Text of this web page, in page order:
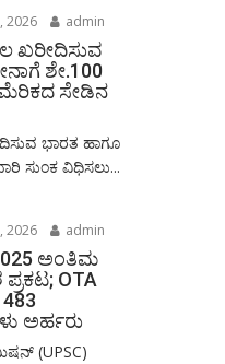
2026 admin
ಖರೀದಿಸುವ
ಶೇ.100
ಸೇಡಿನ
ಭಾರತ ಹಾಗೂ
ಸುಂಕ ವಿಧಿಸಲು...
2026 admin
ಅಂತಿಮ
OTA
ಅರ್ಹರು
(UPSC)